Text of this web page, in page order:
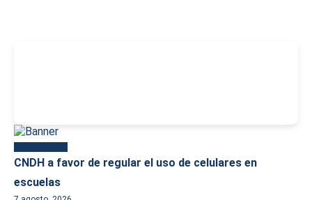
CNDH a favor de regular el uso de celulares en
escuelas